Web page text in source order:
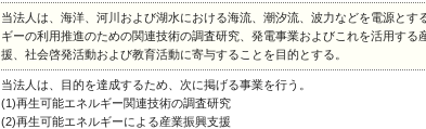
当法人は、海洋、河川および湖水における海流、潮汐流、波力などを電源とす
ギーの利用推進のための関連技術の調査研究、発電事業およびこれを活用する
援、社会啓発活動および教育活動に寄与することを目的とする。
当法人は、目的を達成するため、次に掲げる事業を行う。
(1)再生可能エネルギー関連技術の調査研究
(2)再生可能エネルギーによる産業振興支援